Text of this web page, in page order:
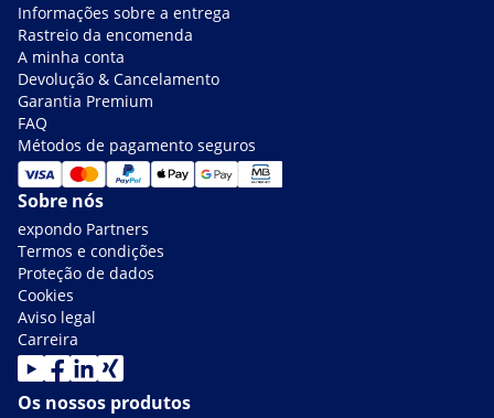
Informações sobre a entrega
Rastreio da encomenda
A minha conta
Devolução & Cancelamento
Garantia Premium
FAQ
Métodos de pagamento seguros
Sobre nós
expondo Partners
Termos e condições
Proteção de dados
Cookies
Aviso legal
Carreira
Os nossos produtos